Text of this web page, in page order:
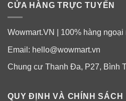
màu, hương liệu…
Vitamin A
CỬA HÀNG TRỰC TUYẾN
Wowmart.VN | 100% hàng ngoại
Email: hello@wowmart.vn
Chung cư Thanh Đa, P27, Bình
QUY ĐỊNH VÀ CHÍNH SÁCH